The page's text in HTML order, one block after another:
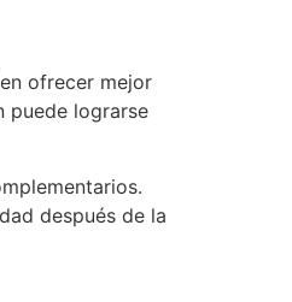
ofrecer mejor
puede lograrse
después de la